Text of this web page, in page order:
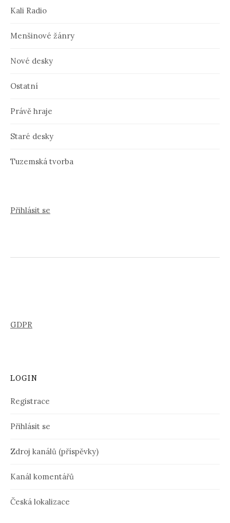
Kali Radio
Menšinové žánry
Nové desky
Ostatní
Právě hraje
Staré desky
Tuzemská tvorba
Přihlásit se
GDPR
LOGIN
Registrace
Přihlásit se
Zdroj kanálů (příspěvky)
Kanál komentářů
Česká lokalizace